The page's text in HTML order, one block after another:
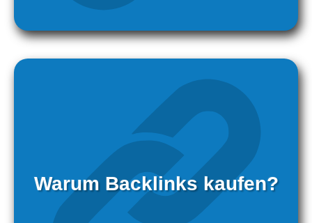
Warum Backlinks kaufen?